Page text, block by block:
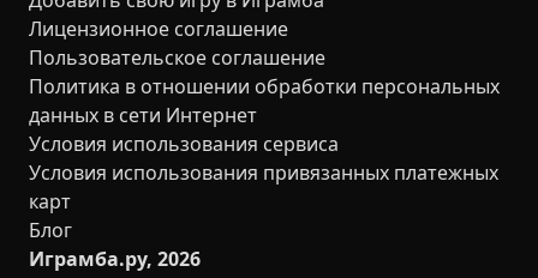
Лицензионное соглашение
Пользовательское соглашение
Политика в отношении обработки персональных
данных в сети Интернет
Условия использования сервиса
Условия использования привязанных платежных
карт
Блог
Играмба.ру, 2026